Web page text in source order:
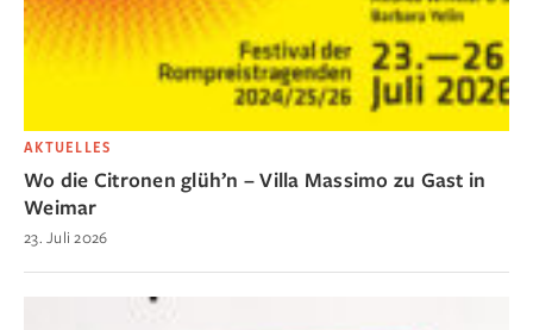
AKTUELLES
Wo die Citronen glüh’n – Villa Massimo zu Gast in
Weimar
23. Juli 2026